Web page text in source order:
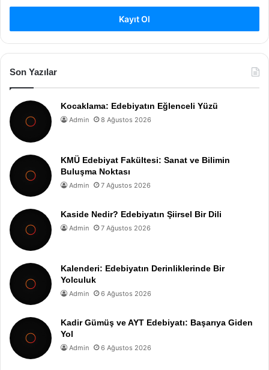
Kayıt Ol
Son Yazılar
Kocaklama: Edebiyatın Eğlenceli Yüzü
Admin 8 Ağustos 2026
KMÜ Edebiyat Fakültesi: Sanat ve Bilimin
Buluşma Noktası
Admin 7 Ağustos 2026
Kaside Nedir? Edebiyatın Şiirsel Bir Dili
Admin 7 Ağustos 2026
Kalenderi: Edebiyatın Derinliklerinde Bir
Yolculuk
Admin 6 Ağustos 2026
Kadir Gümüş ve AYT Edebiyatı: Başarıya Giden
Yol
Admin 6 Ağustos 2026